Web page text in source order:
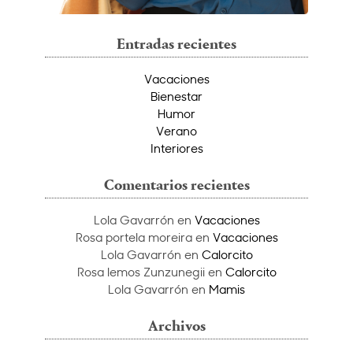
Entradas recientes
Vacaciones
Bienestar
Humor
Verano
Interiores
Comentarios recientes
Lola Gavarrón en Vacaciones
Rosa portela moreiraen Vacaciones
Lola Gavarrón en Calorcito
Rosa lemos Zunzunegiien Calorcito
Lola Gavarrón en Mamis
Archivos